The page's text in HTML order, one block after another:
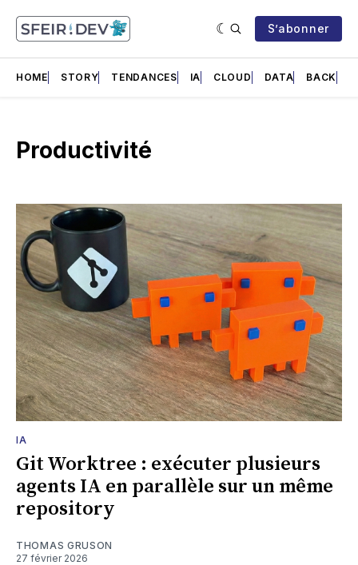
S’abonner
HOME STORY TENDANCES IA CLOUD DATA BACK
Productivité
IA
Git Worktree : exécuter plusieurs
agents IA en parallèle sur un même
repository
THOMAS GRUSON
27 février 2026